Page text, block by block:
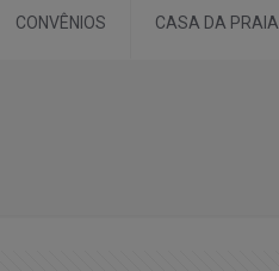
CONVÊNIOS CASA DA PRAIA